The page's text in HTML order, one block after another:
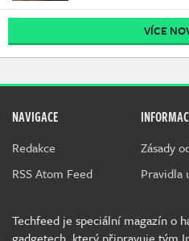
VÍCE
NAVIGACE
Redakce
RSS Atom Feed
Zásady
Pravidla
Techfeed je speciální magazín o